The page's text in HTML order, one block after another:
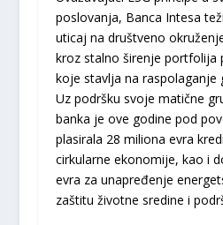
poslovanja, Banca Intesa
uticaj na društveno
kroz stalno širenje portfolija
koje stavlja na raspolaganje
Uz podršku svoje matične
banka je ove godine pod
plasirala 28 miliona evra
cirkularne ekonomije, kao i
evra za unapređenje
zaštitu životne sredine i